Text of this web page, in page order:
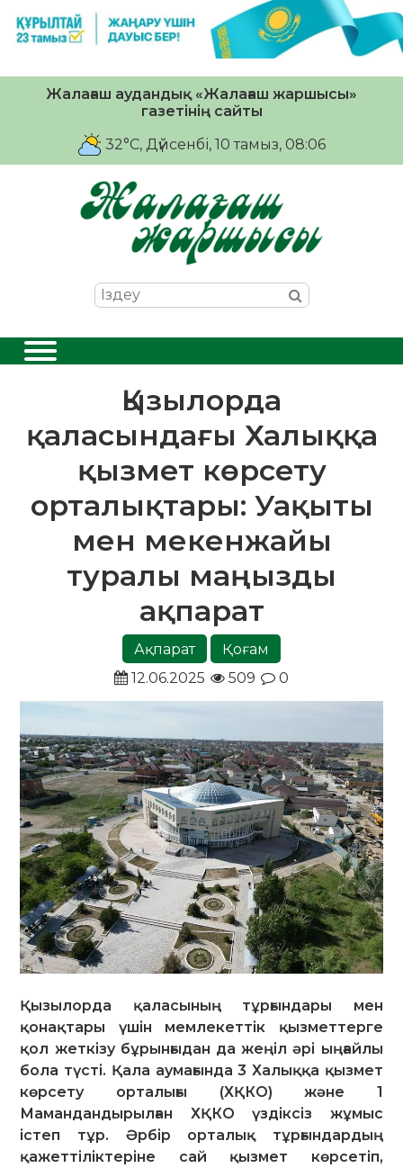
Жалағаш аудандық «Жалағаш жаршысы»
газетінің сайты
32°C, Дүйсенбі, 10 тамыз, 08:06
Қызылорда
қаласындағы Халыққа
қызмет көрсету
орталықтары: Уақыты
мен мекенжайы
туралы маңызды
ақпарат
Ақпарат
Қоғам
12.06.2025
509 0
Қызылорда қаласының тұрғындары мен
қонақтары үшін мемлекеттік қызметтерге
қол жеткізу бұрынғыдан да жеңіл әрі ыңғайлы
бола түсті. Қала аумағында 3 Халыққа қызмет
көрсету орталығы (ХҚКО) және 1
Мамандандырылған ХҚКО үздіксіз жұмыс
істеп тұр. Әрбір орталық тұрғындардың
қажеттіліктеріне сай қызмет көрсетіп,